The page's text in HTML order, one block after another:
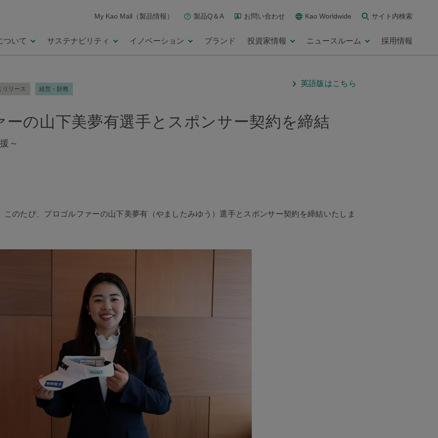
My Kao Mall（製品情報） 製品Q＆A お問い合わせ Kao Worldwide サイト内検索
ついて サステナビリティ イノベーション ブランド 投資家情報 ニュースルーム 採用情報
リリース 経営・財務
英語版はこちら
の山下美夢有選手とスポンサー契約を締結
～
のたび、プロゴルファーの山下美夢有（やましたみゆう）選手とスポンサー契約を締結いたしま